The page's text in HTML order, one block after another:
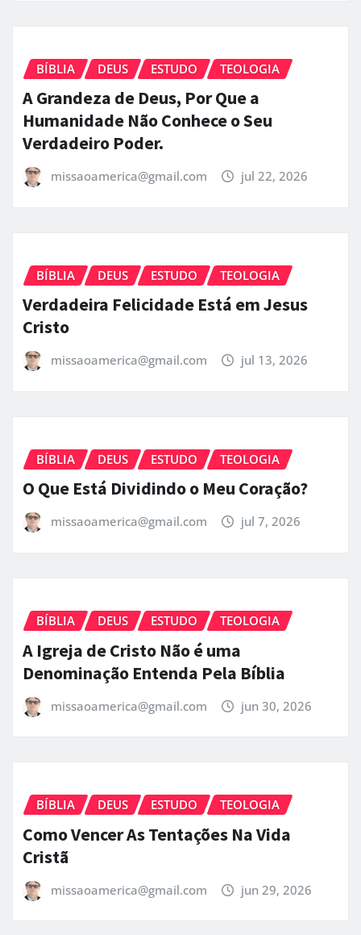
BÍBLIA DEUS ESTUDO TEOLOGIA
A Grandeza de Deus, Por Que a
Humanidade Não Conhece o Seu
Verdadeiro Poder.
missaoamerica@gmail.com jul 22, 2026
BÍBLIA DEUS ESTUDO TEOLOGIA
Verdadeira Felicidade Está em Jesus
Cristo
missaoamerica@gmail.com jul 13, 2026
BÍBLIA DEUS ESTUDO TEOLOGIA
O Que Está Dividindo o Meu Coração?
missaoamerica@gmail.com jul 7, 2026
BÍBLIA DEUS ESTUDO TEOLOGIA
A Igreja de Cristo Não é uma
Denominação Entenda Pela Bíblia
missaoamerica@gmail.com jun 30, 2026
BÍBLIA DEUS ESTUDO TEOLOGIA
Como Vencer As Tentações Na Vida
Cristã
missaoamerica@gmail.com jun 29, 2026